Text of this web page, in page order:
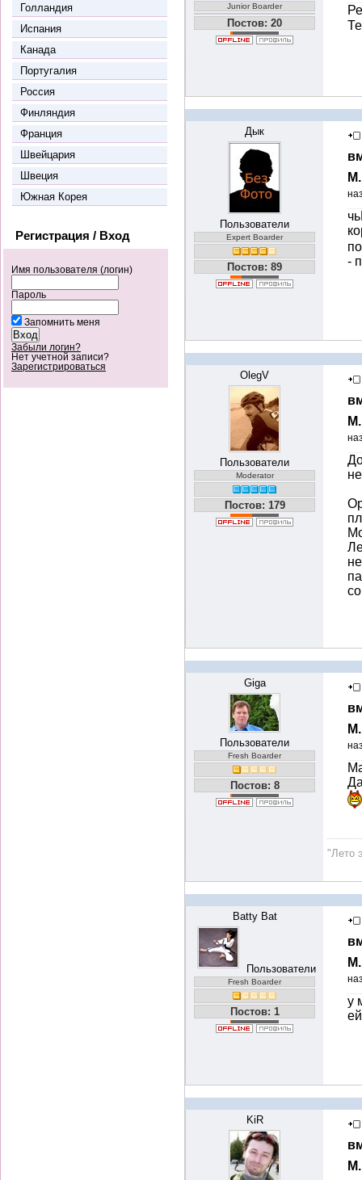
Голландия
Испания
Канада
Португалия
Россия
Финляндия
Франция
Швейцария
Швеция
Южная Корея
Регистрация / Вход
Имя пользователя (логин)
Пароль
Запомнить меня
Забыли логин?
Нет учетной записи?
Зарегистрироваться
Junior Boarder
Постов: 20
Дык
Пользователи
Expert Boarder
Постов: 89
-
OlegV
Пользователи
Moderator
Постов: 179
Giga
Пользователи
Fresh Boarder
Постов: 8
"Лето
Batty Bat
Пользователи
Fresh Boarder
Постов: 1
у
KiR